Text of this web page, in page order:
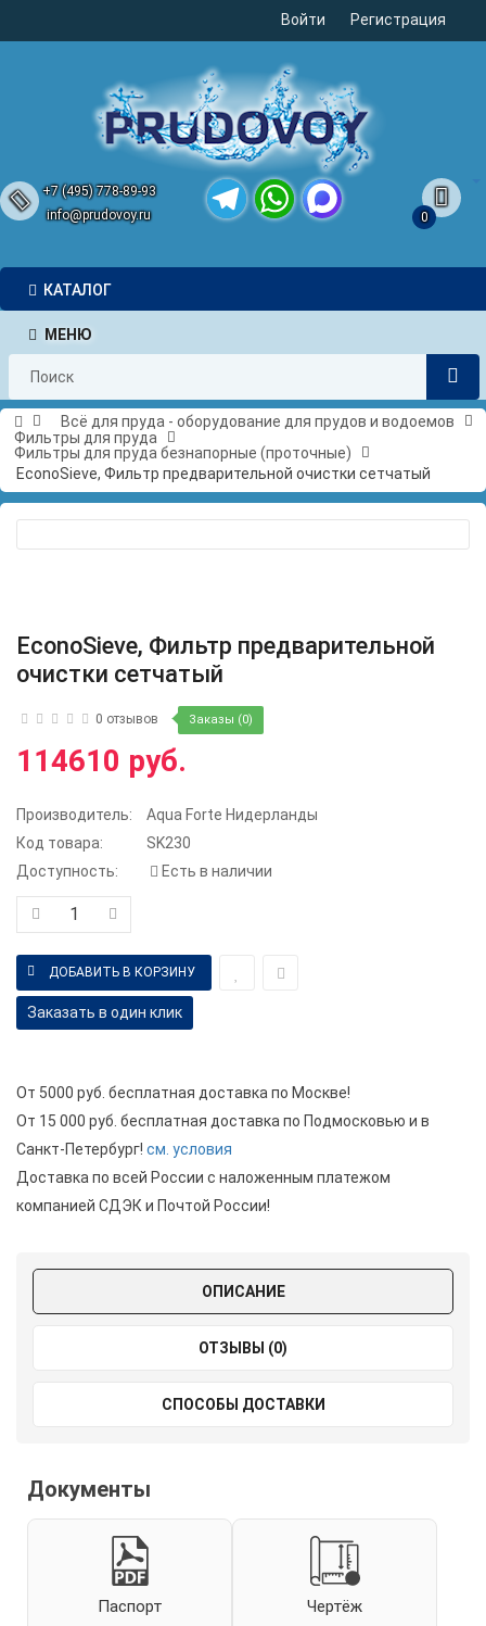
Войти Регистрация
+7 (495) 778-89-93
info@prudovoy.ru
0
КАТАЛОГ
МЕНЮ
Всё для пруда - оборудование для прудов и водоемов
Фильтры для пруда
Фильтры для пруда безнапорные (проточные)
EconoSieve, Фильтр предварительной очистки сетчатый
EconoSieve, Фильтр предварительной
очистки сетчатый
0 отзывов Заказы (0)
114610 руб.
Производитель:
Aqua Forte Нидерланды
Код товара:
SK230
Доступность:
Есть в наличии
Заказать в один клик
От 5000 руб. бесплатная доставка по Москве!
От 15 000 руб. бесплатная доставка по Подмосковью и в
Санкт-Петербург! см. условия
Доставка по всей России с наложенным платежом
компанией СДЭК и Почтой России!
ОПИСАНИЕ
ОТЗЫВЫ (0)
СПОСОБЫ ДОСТАВКИ
Документы
Паспорт Чертёж